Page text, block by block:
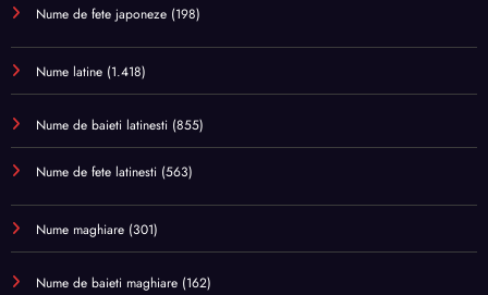
Nume de fete japoneze (198)
Nume latine (1.418)
Nume de baieti latinesti (855)
Nume de fete latinesti (563)
Nume maghiare (301)
Nume de baieti maghiare (162)